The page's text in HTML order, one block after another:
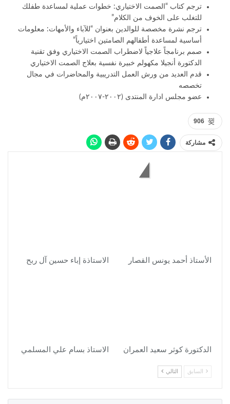
ترجم كتاب “الصمت الاختياري: خطوات عملية لمساعدة طفلك
للتغلب على الخوف من الكلام”
ترجم نشرة مخصصة للوالدين بعنوان “للآباء والأمهات: معلومات
أساسية لمساعدة أطفالهم الصامتين اختيارياً”
صمم برنامجاً علاجياً لاضطراب الصمت الاختياري وفق تقنية
الدكتورة أنجيلا مكهولم خبيرة نفسية بعلاج الصمت الاختياري
قدم العديد من ورش العمل التدريبية والمحاضرات في مجال
تخصصه
عضو مجلس ادارة المنتدى (٢٠٠٢-٢٠٠٧م)
906
مشاركة
الأستاذ أحمد يونس القصار الاستاذة إباء حسين آل ربح
الدكتورة كوثر سعيد العمران الاستاذ بسام علي المسلمي
السابق التالي